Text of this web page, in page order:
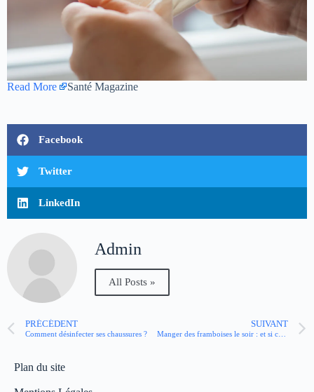
Read More Santé Magazine
Facebook
Twitter
LinkedIn
Admin
All Posts »
PRÉCÉDENT
Comment désinfecter ses chaussures ?
SUIVANT
Manger des framboises le soir : et si cela aidait à mieux dormir ?
Plan du site